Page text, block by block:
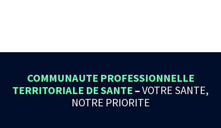
COMMUNAUTE PROFESSIONNELLE
TERRITORIALE DE SANTE –VOTRE SANTE,
NOTRE PRIORITE